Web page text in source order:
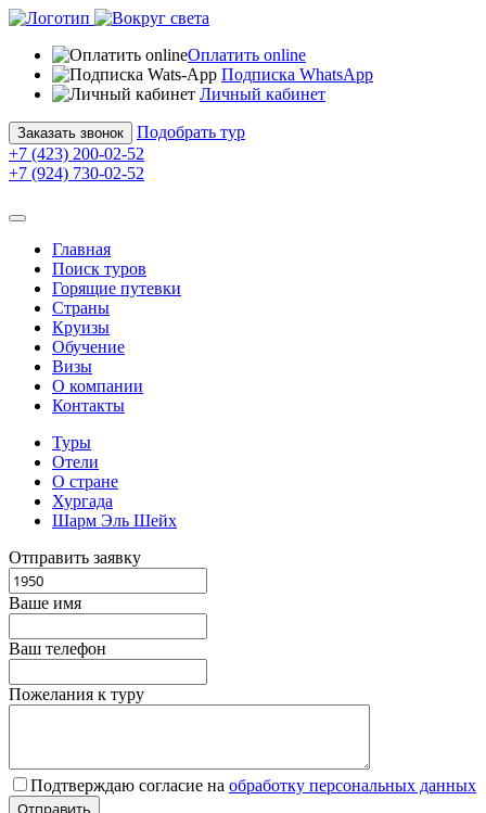
Оплатить online
Подписка WhatsApp
Личный кабинет
Заказать звонок
Подобрать тур
+7 (423) 200-02-52
+7 (924) 730-02-52
Главная
Поиск туров
Горящие путевки
Страны
Круизы
Обучение
Визы
О компании
Контакты
Туры
Отели
О стране
Хургада
Шарм Эль Шейх
Отправить заявку
Ваше имя
Ваш телефон
Пожелания к туру
Подтверждаю согласие на обработку персональных данных